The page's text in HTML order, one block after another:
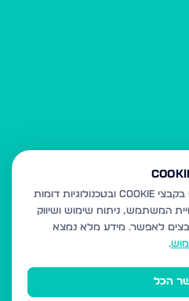
אתר רשות היחיד עושה שימוש בקבצי Cookie ובטכנולוגיות דומות
המשתמש, ניתוח שימוש ושיווק
קבצים לאפשר. מידע מלא נמצא
.
הכל